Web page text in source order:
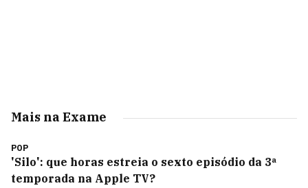
Mais na Exame
POP
'Silo': que horas estreia o sexto episódio da 3ª
temporada na Apple TV?